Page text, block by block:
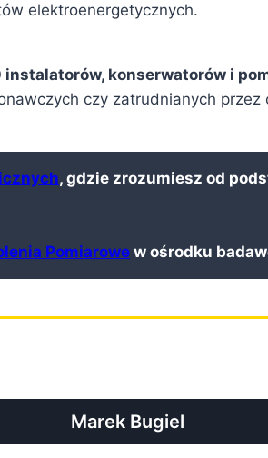
elektroenergetycznych.
konserwatorów i
czy zatrudnianych
, gdzie zrozumiesz od
Pomiarowew ośrodku
Marek Bugiel